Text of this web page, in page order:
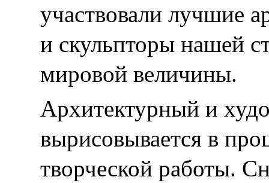
участвовали лучшие
и скульпторы нашей
мировой величины.
Архитектурный и
вырисовывается в
творческой работы.